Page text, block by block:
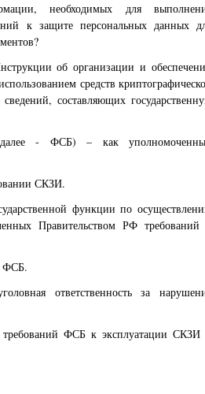
необходимых для
к защите персональных данных
об организации и
средств
составляющих
(далее - ФСБ) – как
СКЗИ.
функции по
Правительством РФ
ФСБ.
ответственность за
требований ФСБ к эксплуатации СКЗИ